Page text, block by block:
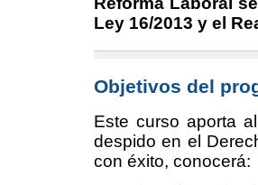
Ley 16/2013 y el
Objetivos del
Este curso aporta
despido en el
con éxito, conocerá: